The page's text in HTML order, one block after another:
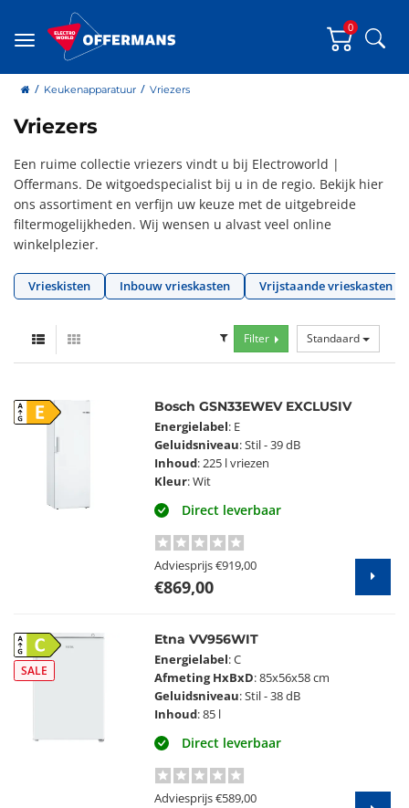
Menu
0
homeKeukenapparatuur Vriezers
Vriezers
Een ruime collectie vriezers vindt u bij Electroworld |
Offermans. De witgoedspecialist bij u in de regio. Bekijk hier
ons assortiment en verfijn uw keuze met de uitgebreide
filtermogelijkheden. Wij wensen u alvast veel online
winkelplezier.
Vrieskisten Inbouw vrieskasten Vrijstaande vrieskasten
Filter Standaard
Bosch GSN33EWEV EXCLUSIV
Energielabel: E
Geluidsniveau: Stil - 39 dB
Inhoud: 225 l vriezen
Kleur: Wit
Direct leverbaar
Adviesprijs€919,00
€869,00
SALE
Etna VV956WIT
Energielabel: C
Afmeting HxBxD: 85x56x58 cm
Geluidsniveau: Stil - 38 dB
Inhoud: 85 l
Direct leverbaar
Adviesprijs€589,00